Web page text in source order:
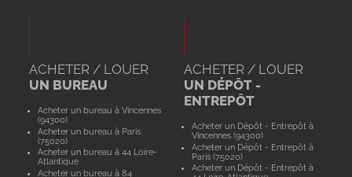
ACHETER / LOUER
UN BUREAU
Acheter un bureau à Vincennes
(94300)
Acheter un bureau à Paris
(75020)
Acheter un bureau à 44 Loire-
Atlantique
Acheter un bureau à 84
ACHETER / LOUER
UN DÉPÔT -
ENTREPÔT
Acheter un Dépôt - Entrepôt à
Vincennes (94300)
Acheter un Dépôt - Entrepôt à
Paris (75020)
Acheter un Dépôt - Entrepôt à